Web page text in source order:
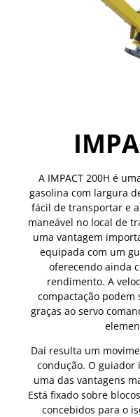
A IMPACT 200H é
gasolina com largura
fácil de transportar e
maneável no local de
uma vantagem
equipada com um
oferecendo ainda
rendimento. A
compactação
graças ao servo
Daí resulta um
condução. O guiador
uma das vantagens
Está fixado sobre
concebidos para o